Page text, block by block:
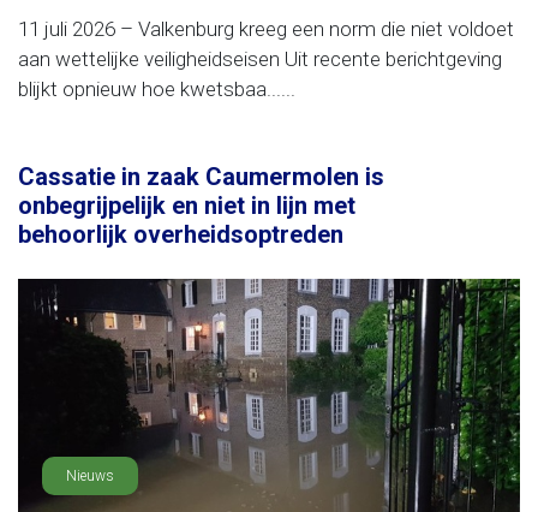
11 juli 2026 – Valkenburg kreeg een norm die niet voldoet
aan wettelijke veiligheidseisen Uit recente berichtgeving
blijkt opnieuw hoe kwetsbaa......
Cassatie in zaak Caumermolen is
onbegrijpelijk en niet in lijn met
behoorlijk overheidsoptreden
Nieuws